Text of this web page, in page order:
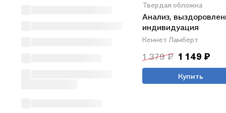
Твердая обложка
Анализ,
индивидуация
Кеннет Ламберт
1 379 ₽ 1 149 ₽
Купить